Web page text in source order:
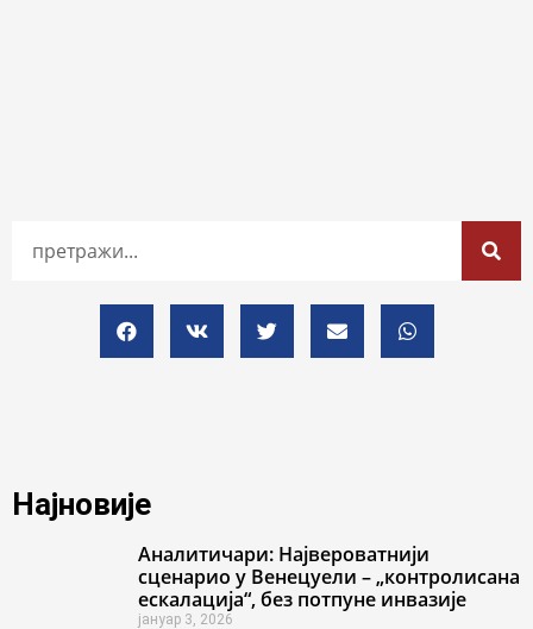
Најновије
Аналитичари: Највероватнији
сценарио у Венецуели – „контролисана
ескалација“, без потпуне инвазије
јануар 3, 2026